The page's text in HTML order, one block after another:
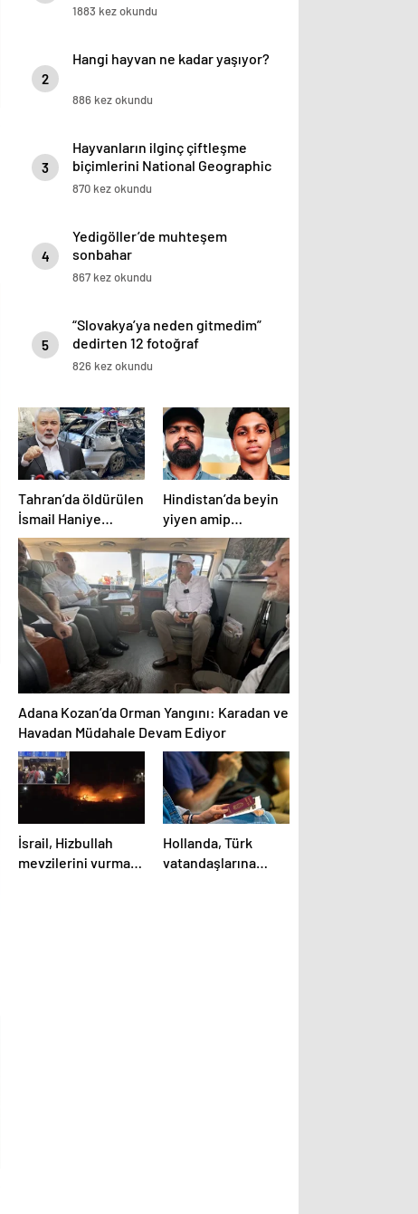
1883 kez okundu
2
Hangi hayvan ne kadar yaşıyor?
886 kez okundu
3
Hayvanların ilginç çiftleşme
biçimlerini National Geographic
görüntüledi.
870 kez okundu
4
Yedigöller’de muhteşem
sonbahar
867 kez okundu
5
“Slovakya’ya neden gitmedim”
dedirten 12 fotoğraf
826 kez okundu
Tahran’da öldürülen
İsmail Haniye
kimdir?
Hindistan’da beyin
yiyen amip
nedeniyle
hastalanan genç
hayatta kalmayı
başardı
Adana Kozan’da Orman Yangını: Karadan ve
Havadan Müdahale Devam Ediyor
İsrail, Hizbullah
mevzilerini vurmaya
Hollanda, Türk
vatandaşlarına